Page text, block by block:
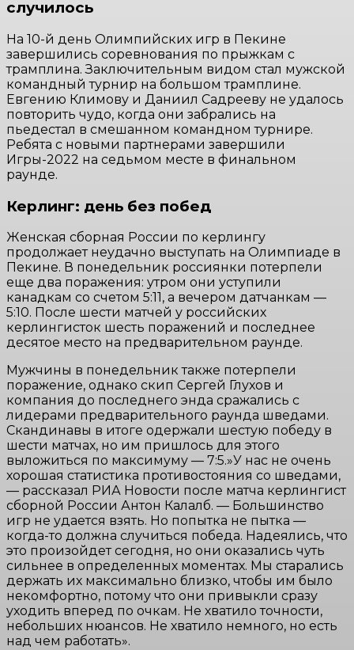
случилось
На 10-й день Олимпийских игр в Пекине
завершились соревнования по прыжкам с
трамплина. Заключительным видом стал мужской
командный турнир на большом трамплине.
Евгению Климову и Даниил Садрееву не удалось
повторить чудо, когда они забрались на
пьедестал в смешанном командном турнире.
Ребята с новыми партнерами завершили
Игры-2022 на седьмом месте в финальном
раунде.
Керлинг: день без побед
Женская сборная России по керлингу
продолжает неудачно выступать на Олимпиаде в
Пекине. В понедельник россиянки потерпели
еще два поражения: утром они уступили
канадкам со счетом 5:11, а вечером датчанкам —
5:10. После шести матчей у российских
керлингисток шесть поражений и последнее
десятое место на предварительном раунде.
Мужчины в понедельник также потерпели
поражение, однако скип Сергей Глухов и
компания до последнего энда сражались с
лидерами предварительного раунда шведами.
Скандинавы в итоге одержали шестую победу в
шести матчах, но им пришлось для этого
выложиться по максимуму — 7:5.»У нас не очень
хорошая статистика противостояния со шведами,
— рассказал РИА Новости после матча керлингист
сборной России Антон Калалб. — Большинство
игр не удается взять. Но попытка не пытка —
когда-то должна случиться победа. Надеялись, что
это произойдет сегодня, но они оказались чуть
сильнее в определенных моментах. Мы старались
держать их максимально близко, чтобы им было
некомфортно, потому что они привыкли сразу
уходить вперед по очкам. Не хватило точности,
небольших нюансов. Не хватило немного, но есть
над чем работать».